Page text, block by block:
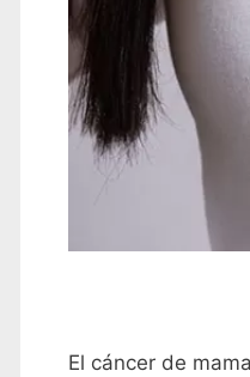
El cáncer de